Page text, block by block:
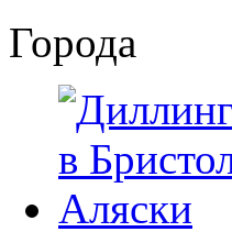
Города